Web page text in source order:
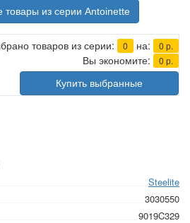
товары из серии Antoinette
товаров из серии: 0 на: 0 р.
Вы экономите: 0 р.
Купить выбранные
Steelite
3030550
9019C329